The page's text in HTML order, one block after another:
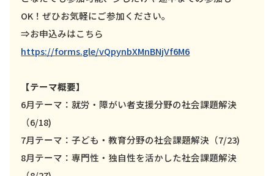
OK！ぜひお気軽にご参加ください。
⇒お申込みはこちら
https://forms.gle/vQpynbXMnBNjVf6M6
【テーマ概要】
6月テーマ：就労・障がい者支援分野の社会課題解決
（6/18)
7月テーマ：子ども・教育分野の社会課題解決（7/23)
8月テーマ：専門性・独自性を活かした社会課題解決